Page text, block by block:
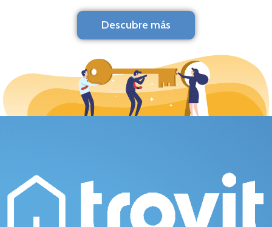
Descubre más